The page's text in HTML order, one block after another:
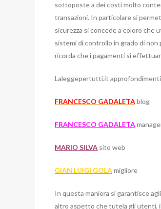
sottoposte a dei costi molto
transazioni. In particolare si
sicurezza si concede a coloro che
sistemi di controllo in grado di
ricorda che i pagamenti si
Laleggepertutti.it
FRANCESCO GADALETAblog
FRANCESCO GADALETA
MARIO SILVA sito web
GIAN LUIGI GOLAmigliore
In questa maniera si garantisce
altro aspetto che tutela gli utenti,